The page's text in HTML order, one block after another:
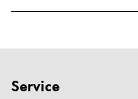
Service